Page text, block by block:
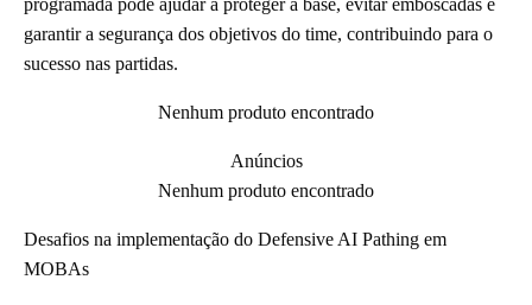
programada pode ajudar a proteger a base, evitar emboscadas e
garantir a segurança dos objetivos do time, contribuindo para o
sucesso nas partidas.
Nenhum produto encontrado
Anúncios
Nenhum produto encontrado
Desafios na implementação do Defensive AI Pathing em
MOBAs